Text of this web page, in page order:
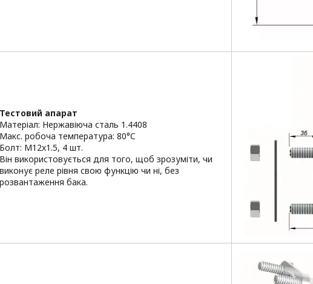
Тестовий апарат
Матеріал: Нержавіюча сталь 1.4408
Макс. робоча температура: 80°C
Болт: M12x1.5, 4 шт.
Він використовується для того, щоб зрозуміти, чи
виконує реле рівня свою функцію чи ні, без
розвантаження бака.